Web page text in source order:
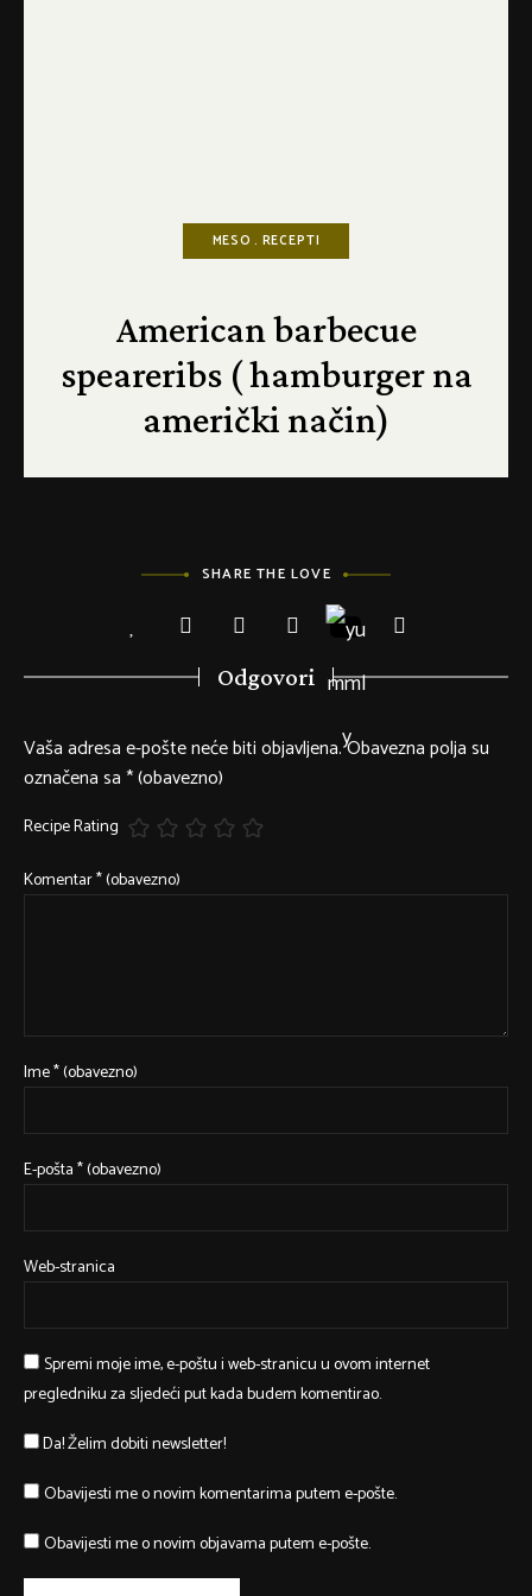
MESO RECEPTI
American barbecue
speareribs ( hamburger na
američki način)
SHARE THE LOVE
Odgovori
Vaša adresa e-pošte neće biti objavljena.Obavezna polja su
označena sa* (obavezno)
Recipe Rating
Komentar* (obavezno)
Ime* (obavezno)
E-pošta* (obavezno)
Web-stranica
Spremi moje ime, e-poštu i web-stranicu u ovom internet
pregledniku za sljedeći put kada budem komentirao.
Da! Želim dobiti newsletter!
Obavijesti me o novim komentarima putem e-pošte.
Obavijesti me o novim objavama putem e-pošte.